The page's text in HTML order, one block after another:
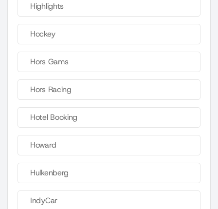
Highlights
Hockey
Hors Gams
Hors Racing
Hotel Booking
Howard
Hulkenberg
IndyCar